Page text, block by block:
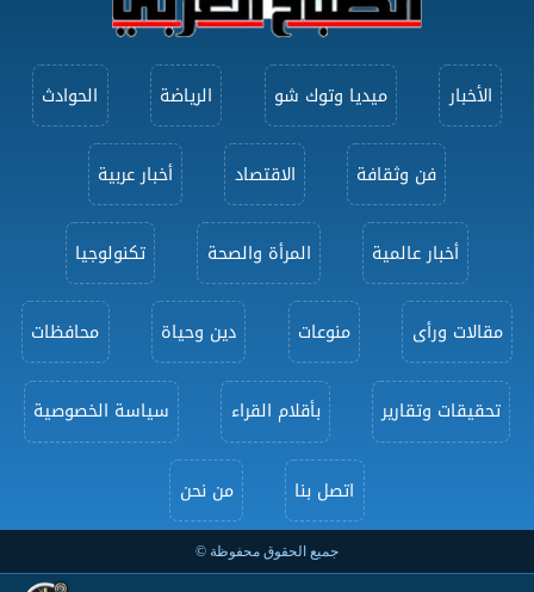
الأخبار ميديا وتوك شو الرياضة الحوادث
فن وثقافة الاقتصاد أخبار عربية
أخبار عالمية المرأة والصحة تكنولوجيا
مقالات ورأى منوعات دين وحياة محافظات
تحقيقات وتقارير بأقلام القراء سياسة الخصوصية
اتصل بنا من نحن
جميع الحقوق محفوظة ©